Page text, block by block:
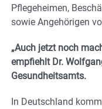
Pflegeheimen,
sowie Angehörigen
„Auch jetzt noch
empfiehlt Dr.
Gesundheitsamts.
In Deutschland